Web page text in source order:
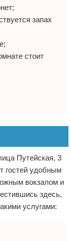
запах
стоит
Путейская, 3
гостей удобным
вокзалом и
здесь,
услугами: